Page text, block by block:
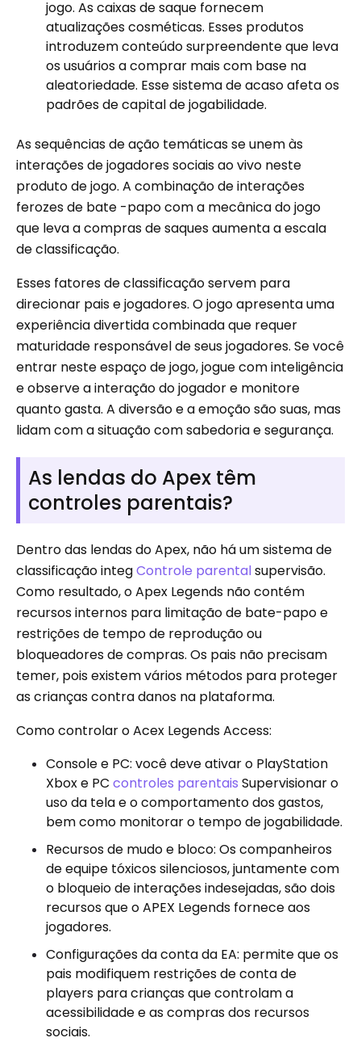
jogo. As caixas de saque fornecem
atualizações cosméticas. Esses produtos
introduzem conteúdo surpreendente que leva
os usuários a comprar mais com base na
aleatoriedade. Esse sistema de acaso afeta os
padrões de capital de jogabilidade.
As sequências de ação temáticas se unem às
interações de jogadores sociais ao vivo neste
produto de jogo. A combinação de interações
ferozes de bate -papo com a mecânica do jogo
que leva a compras de saques aumenta a escala
de classificação.
Esses fatores de classificação servem para
direcionar pais e jogadores. O jogo apresenta uma
experiência divertida combinada que requer
maturidade responsável de seus jogadores. Se você
entrar neste espaço de jogo, jogue com inteligência
e observe a interação do jogador e monitore
quanto gasta. A diversão e a emoção são suas, mas
lidam com a situação com sabedoria e segurança.
As lendas do Apex têm
controles parentais?
Dentro das lendas do Apex, não há um sistema de
classificação integControle parentalsupervisão.
Como resultado, o Apex Legends não contém
recursos internos para limitação de bate-papo e
restrições de tempo de reprodução ou
bloqueadores de compras. Os pais não precisam
temer, pois existem vários métodos para proteger
as crianças contra danos na plataforma.
Como controlar o Acex Legends Access:
Console e PC: você deve ativar o PlayStation
Xbox e PC controles parentais Supervisionar o
uso da tela e o comportamento dos gastos,
bem como monitorar o tempo de jogabilidade.
Recursos de mudo e bloco: Os companheiros
de equipe tóxicos silenciosos, juntamente com
o bloqueio de interações indesejadas, são dois
recursos que o APEX Legends fornece aos
jogadores.
Configurações da conta da EA: permite que os
pais modifiquem restrições de conta de
players para crianças que controlam a
acessibilidade e as compras dos recursos
sociais.